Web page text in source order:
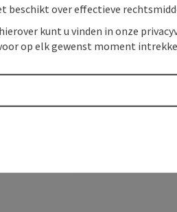
beschikt over effectieve
kunt u vinden in onze
op elk gewenst moment